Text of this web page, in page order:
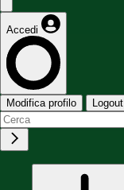
Accedi
Modifica profilo Logout